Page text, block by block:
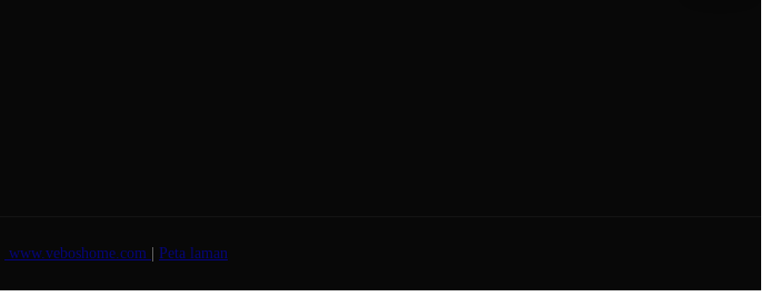
www.veboshome.com | Peta laman